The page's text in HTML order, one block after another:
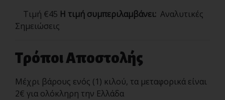
Τιμή €45 Η τιμή συμπεριλαμβάνει: Αναλυτικές
Σημειώσεις
Τρόποι Αποστολής
Μέχρι βάρους ενός (1) κιλού, τα μεταφορικά είναι
2€ για ολόκληρη την Ελλάδα